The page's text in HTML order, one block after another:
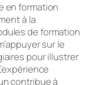
en formation
à la
de formation
sur le
pour illustrer
contribue à